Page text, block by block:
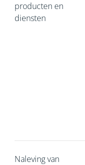
producten en
diensten
Naleving van